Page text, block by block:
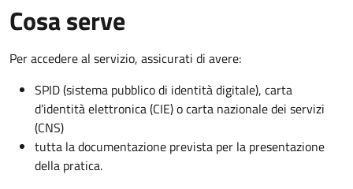
Cosa serve
Per accedere al servizio, assicurati di avere:
SPID (sistema pubblico di identità digitale), carta
d’identità elettronica (CIE) o carta nazionale dei servizi
(CNS)
tutta la documentazione prevista per la presentazione
della pratica.